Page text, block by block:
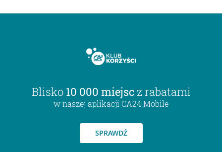
Blisko 10 000 miejsc z rabatami
w naszej aplikacji CA24 Mobile
SPRAWDŹ